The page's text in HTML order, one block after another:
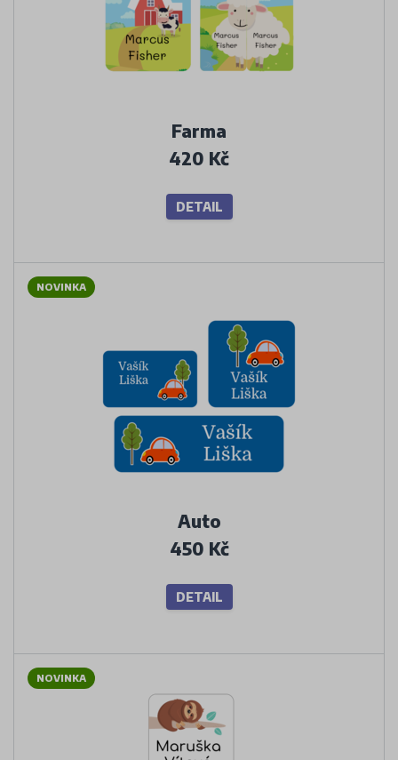
Farma
420 Kč
DETAIL
NOVINKA
Auto
450 Kč
DETAIL
NOVINKA